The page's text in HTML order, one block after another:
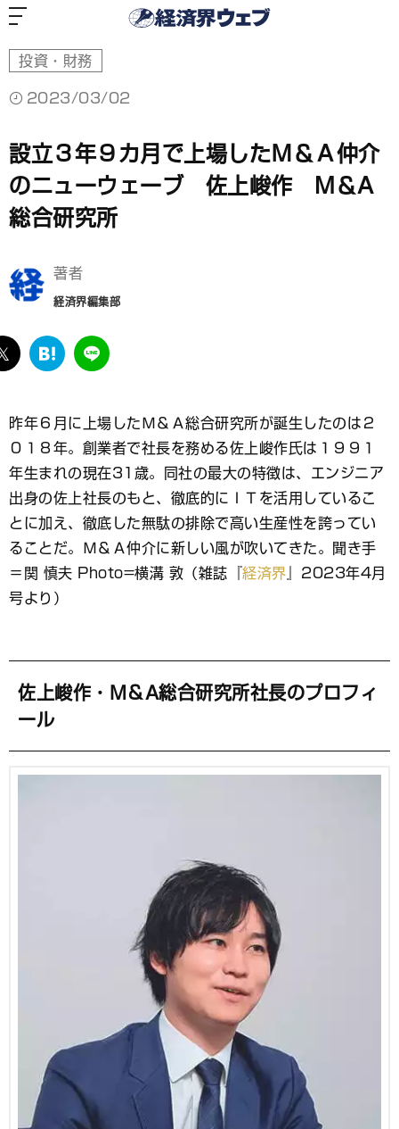
投資・財務
2023/03/02
設立３年９カ月で上場したＭ＆Ａ仲介
のニューウェーブ 佐上峻作 M＆A
総合研究所
著者
経済界編集部
twitter
は
ブ
ッ
ク
マ
ー
ク
LINE
昨年６月に上場したＭ＆Ａ総合研究所が誕生したのは２
０１８年。創業者で社長を務める佐上峻作氏は１９９１
年生まれの現在31歳。同社の最大の特徴は、エンジニア
出身の佐上社長のもと、徹底的にＩＴを活用しているこ
とに加え、徹底した無駄の排除で高い生産性を誇ってい
ることだ。Ｍ＆Ａ仲介に新しい風が吹いてきた。聞き手
＝関 慎夫 Photo=横溝 敦（雑誌『 経済界 』2023年4月
号より）
佐上峻作・M＆A総合研究所社長のプロフィ
ール